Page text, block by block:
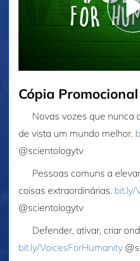
Cópia Promocional
Novas vozes que nunca
de vista um mundo melhor. ‎
‎@scientologytv
Pessoas comuns a
coisas extraordinárias. ‎ bit.ly/
‎@scientologytv
Defender, ativar, criar
bit.ly/VoicesForHumanity